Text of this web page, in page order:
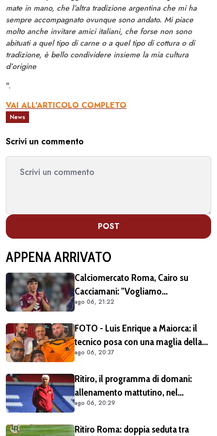
mate in mano, che l’altra tradizione argentina che mi ha
sempre accompagnato ovunque sono andato. Mi piace
molto anche invitare amici italiani, che forse non sono
abituati a quel tipo di carne o a quel tipo di cottura o di
tradizione, è bello condividere insieme la mia cultura
d’origine
".
VAI ALL'ARTICOLO COMPLETO
News
Scrivi un commento
POST
APPENA ARRIVATO
Calciomercato Roma, Cairo su
Cacciamani: "Vogliamo
assolutamente tenerlo"
ago 06, 21:22
FOTO - Luis Enrique a Maiorca: il
tecnico posa con una maglia della
Roma insieme ai tifosi giallorossi
ago 06, 20:37
Ritiro, il programma di domani:
allenamento mattutino, nel
pomeriggio il trasferimento a
ago 06, 20:29
Ritiro Roma: doppia seduta tra